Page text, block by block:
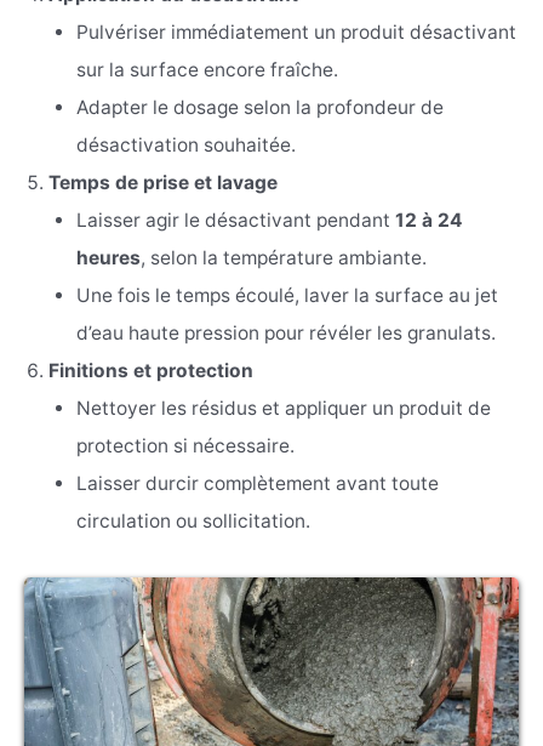
Pulvériser immédiatement un produit désactivant
sur la surface encore fraîche.
Adapter le dosage selon la profondeur de
désactivation souhaitée.
Temps de prise et lavage
Laisser agir le désactivant pendant12 à 24
heures, selon la température ambiante.
Une fois le temps écoulé, laver la surface au jet
d’eau haute pression pour révéler les granulats.
Finitions et protection
Nettoyer les résidus et appliquer un produit de
protection si nécessaire.
Laisser durcir complètement avant toute
circulation ou sollicitation.